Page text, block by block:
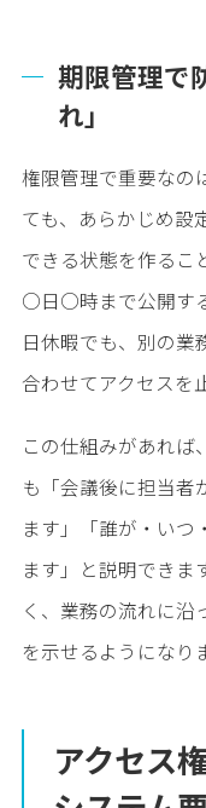
期限管理で
れ」
権限管理で重要なの
ても、あらかじめ設
できる状態を作るこ
○日○時まで公開す
日休暇でも、別の業
合わせてアクセスを
この仕組みがあれば
も「会議後に担当者
ます」「誰が・いつ
ます」と説明できま
く、業務の流れに沿
を示せるようになり
アクセス